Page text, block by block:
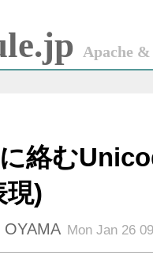
Apache
に絡む
現)
OYAMA Mon Jan 26